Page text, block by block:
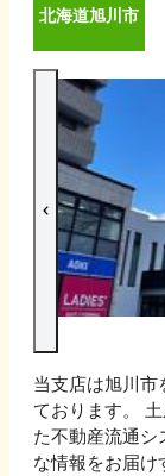
北海道旭川市
当支店は旭川市
ております。
た不動産流通シ
な情報をお届け